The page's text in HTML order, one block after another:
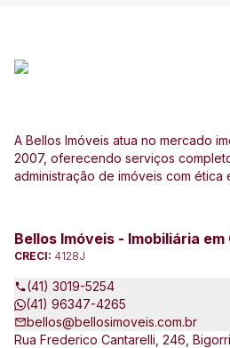
A Bellos Imóveis atua no mercado
2007, oferecendo serviços
administração de imóveis com ética
Bellos Imóveis - Imobiliária
CRECI: 4128J
(41) 3019-5254
(41) 96347-4265
bellos@bellosimoveis.com.br
Rua Frederico Cantarelli, 246,